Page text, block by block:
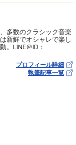
多数のクラシック音楽
新鮮でオシャレで楽し
。LINE＠ID：
プロフィール詳細
執筆記事一覧